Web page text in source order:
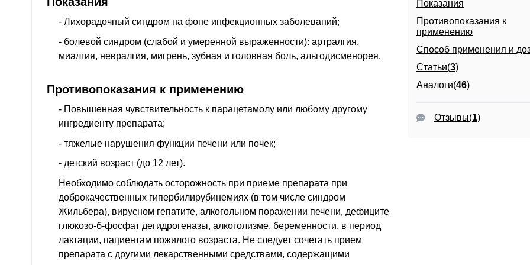
- Лихорадочный синдром на фоне инфекционных заболеваний;
- болевой синдром (слабой и умеренной выраженности): артралгия,
миалгия, невралгия, мигрень, зубная и головная боль, альгодисменорея.
Противопоказания к применению
- Повышенная чувствительность к парацетамолу или любому другому
ингредиенту препарата;
- тяжелые нарушения функции печени или почек;
- детский возраст (до 12 лет).
Необходимо соблюдать осторожность при приеме препарата при
доброкачественных гипербилирубинемиях (в том числе синдром
Жильбера), вирусном гепатите, алкогольном поражении печени, дефиците
глюкозо-б-фосфат дегидрогеназы, алкоголизме, беременности, в период
лактации, пациентам пожилого возраста. Не следует сочетать прием
препарата с другими лекарственными средствами, содержащими
Показания
Противопоказания к
применению
Способ применения и
Статьи(3)
Аналоги(46)
Отзывы(1)